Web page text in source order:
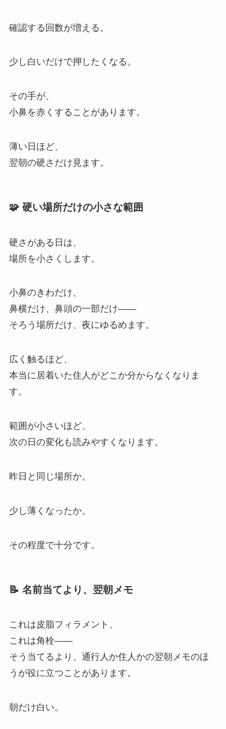
確認する回数が増える。
少し白いだけで押したくなる。
その手が、
小鼻を赤くすることがあります。
薄い日ほど、
翌朝の硬さだけ見ます。
🧩 硬い場所だけの小さな範囲
硬さがある日は、
場所を小さくします。
小鼻のきわだけ、
鼻横だけ、鼻頭の一部だけ——
そろう場所だけ、夜にゆるめます。
広く触るほど、
本当に居着いた住人がどこか分からなくなりま
す。
範囲が小さいほど、
次の日の変化も読みやすくなります。
昨日と同じ場所か。
少し薄くなったか。
その程度で十分です。
📝 名前当てより、翌朝メモ
これは皮脂フィラメント、
これは角栓——
そう当てるより、通行人か住人かの翌朝メモのほ
うが役に立つことがあります。
朝だけ白い。